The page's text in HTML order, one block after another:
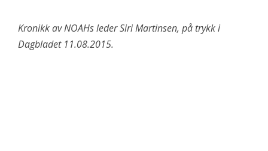
Kronikk av NOAHs leder Siri Martinsen, på trykk i
Dagbladet 11.08.2015.